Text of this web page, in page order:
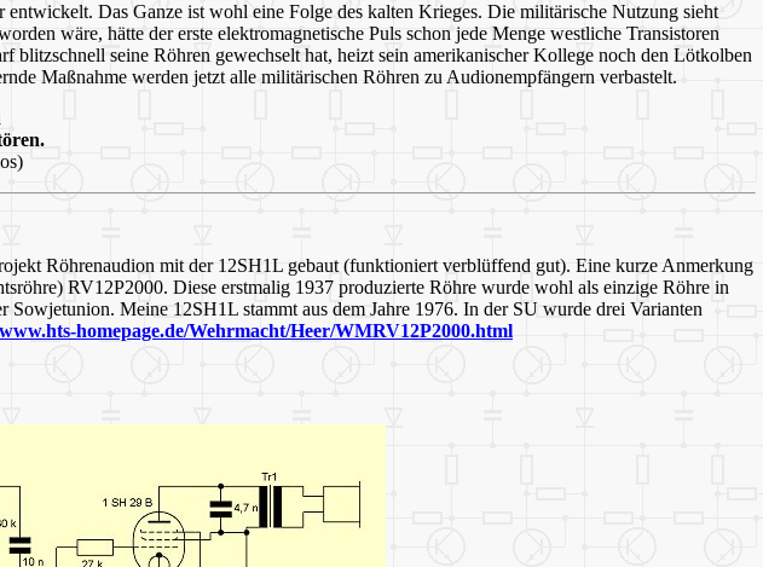
Das Ganze ist wohl eine Folge des kalten Krieges. Die militärische Nutzung sieht
wäre, hätte der erste elektromagnetische Puls schon jede Menge westliche Transistoren
seine Röhren gewechselt hat, heizt sein amerikanischer Kollege noch den Lötkolben
Maßnahme werden jetzt alle militärischen Röhren zu Audionempfängern verbastelt.
Röhrenaudion mit der 12SH1L gebaut (funktioniert verblüffend gut). Eine kurze Anmerkung
RV12P2000. Diese erstmalig 1937 produzierte Röhre wurde wohl als einzige Röhre in
Meine 12SH1L stammt aus dem Jahre 1976. In der SU wurde drei Varianten
www.hts-homepage.de/Wehrmacht/Heer/WMRV12P2000.html